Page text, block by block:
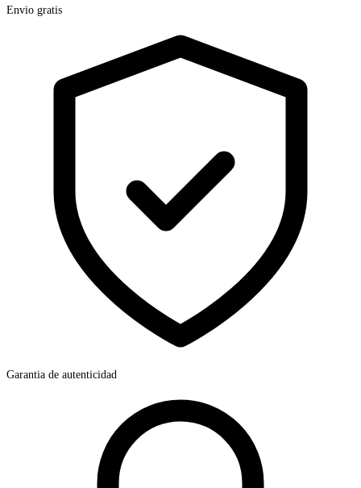
Envio gratis
Garantia de autenticidad